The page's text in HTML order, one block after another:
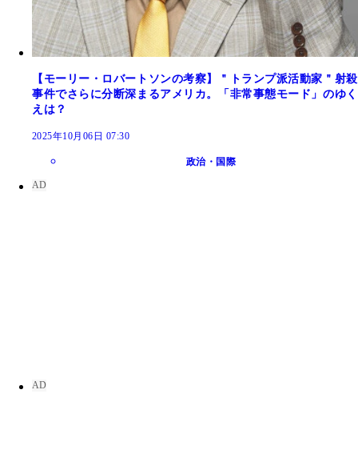
【モーリー・ロバートソンの考察】＂トランプ派活動家＂射殺
事件でさらに分断深まるアメリカ。「非常事態モード」のゆく
えは？
2025年10月06日 07:30
政治・国際